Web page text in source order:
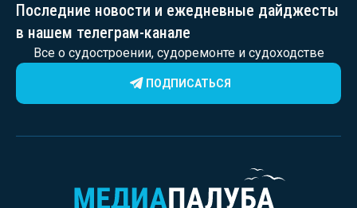
Последние новости и ежедневные дайджесты
в нашем телеграм-канале
Все о судостроении, судоремонте и судоходстве
ПОДПИСАТЬСЯ